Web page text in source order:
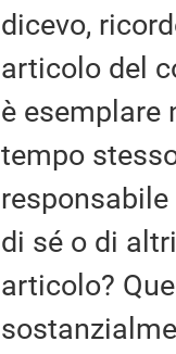
dicevo,
articolo del
è esemplare
tempo
di sé o di
articolo?